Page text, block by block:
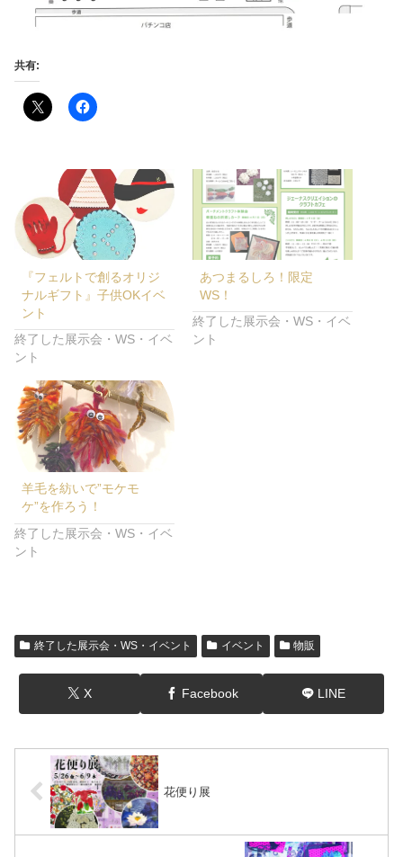
共有:
『フェルトで創るオリジ
ナルギフト』子供OKイベ
ント
終了した展示会・WS・イベ
ント
あつまるしろ！限定
WS！
終了した展示会・WS・イベ
ント
羊毛を紡いで”モケモ
ケ”を作ろう！
終了した展示会・WS・イベ
ント
終了した展示会・WS・イベント イベント 物販
X Facebook LINE
花便り展